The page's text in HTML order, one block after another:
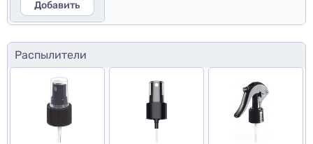
Добавить
Распылители